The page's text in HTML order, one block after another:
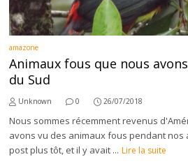
amazone
Animaux fous que nous
du Sud
Unknown 0 26/07/2018
Nous sommes récemment revenus
avons vu des animaux fous pendant nos
post plus tôt, et il y avait ... Lire la suite